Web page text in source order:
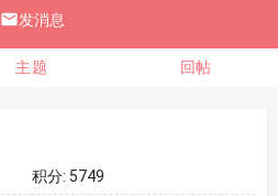
发消息
主题 回帖
积分: 5749